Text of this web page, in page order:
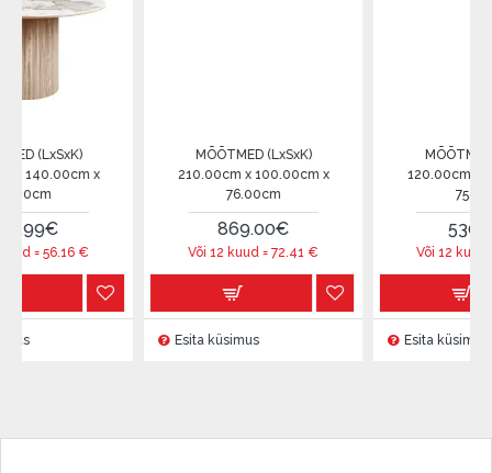
x
€
MÕÕTMED (LxSxK)
210.00cm x 100.00cm x
76.00cm
869.00€
Või 12 kuud =72.41€
Esita küsimus
MÕÕTMED (LxSxK)
120.00cm x
75.00cm
530.00€
Või 12 kuud =44.16
Esita küsimus